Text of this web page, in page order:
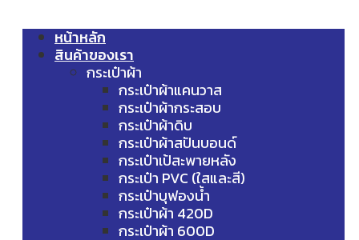
หน้าหลัก
สินค้าของเรา
กระเป๋าผ้า
กระเป๋าผ้าแคนวาส
กระเป๋าผ้ากระสอบ
กระเป๋าผ้าดิบ
กระเป๋าผ้าสปันบอนด์
กระเป๋าเป้สะพายหลัง
กระเป๋า PVC (ใสและสี)
กระเป๋าบุฟองน้ำ
กระเป๋าผ้า 420D
กระเป๋าผ้า 600D